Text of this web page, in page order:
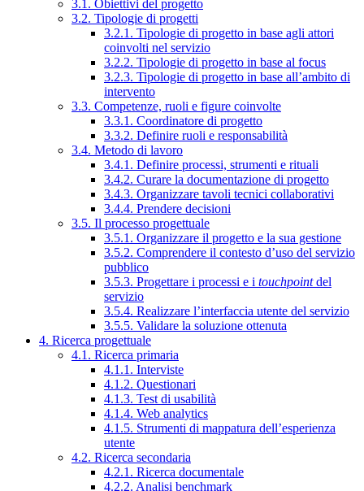
3.1. Obiettivi del progetto
3.2. Tipologie di progetti
3.2.1. Tipologie di progetto in base agli attori
coinvolti nel servizio
3.2.2. Tipologie di progetto in base al focus
3.2.3. Tipologie di progetto in base all’ambito di
intervento
3.3. Competenze, ruoli e figure coinvolte
3.3.1. Coordinatore di progetto
3.3.2. Definire ruoli e responsabilità
3.4. Metodo di lavoro
3.4.1. Definire processi, strumenti e rituali
3.4.2. Curare la documentazione di progetto
3.4.3. Organizzare tavoli tecnici collaborativi
3.4.4. Prendere decisioni
3.5. Il processo progettuale
3.5.1. Organizzare il progetto e la sua gestione
3.5.2. Comprendere il contesto d’uso del servizio
pubblico
3.5.3. Progettare i processi e i touchpointdel
servizio
3.5.4. Realizzare l’interfaccia utente del servizio
3.5.5. Validare la soluzione ottenuta
4. Ricerca progettuale
4.1. Ricerca primaria
4.1.1. Interviste
4.1.2. Questionari
4.1.3. Test di usabilità
4.1.4. Web analytics
4.1.5. Strumenti di mappatura dell’esperienza
utente
4.2. Ricerca secondaria
4.2.1. Ricerca documentale
4.2.2. Analisi benchmark